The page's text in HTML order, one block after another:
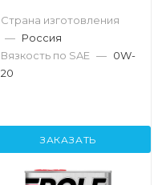
Страна изготовления
— Россия
Вязкость по SAE — 0W-
20
ЗАКАЗАТЬ